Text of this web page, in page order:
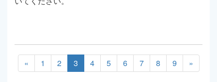
« 1 2 3 4 5 6 7 8 9 »